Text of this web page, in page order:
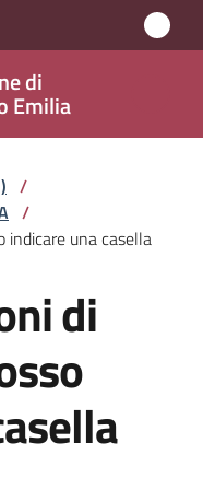
di
Emilia
/
/
indicare una casella
di